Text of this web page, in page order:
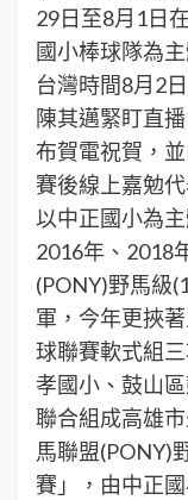
29日至8月1日
國小棒球隊為
台灣時間8月2
陳其邁緊盯直
布賀電祝賀，
賽後線上嘉勉
以中正國小為
2016年、2018
(PONY)野馬級
軍，今年更挾
球聯賽軟式組
孝國小、鼓山
聯合組成高雄
馬聯盟(PONY)
賽」，由中正